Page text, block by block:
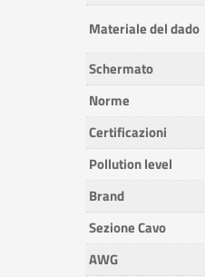
Materiale del dado
Schermato
Norme
Certificazioni
Pollution level
Brand
Sezione Cavo
AWG